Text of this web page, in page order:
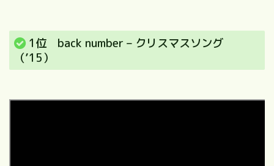
1位 back number – クリスマスソング
（’15）